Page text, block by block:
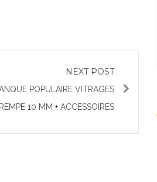
NEXT POST
POPULAIRE VITRAGES
10 MM + ACCESSOIRES